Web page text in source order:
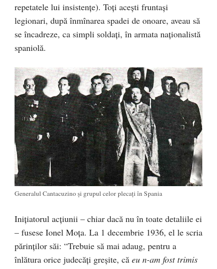
repetatele lui insistenţe). Toţi aceşti fruntaşi
legionari, după înmînarea spadei de onoare, aveau să
se încadreze, ca simpli soldaţi, în armata naţionalistă
spaniolă.
Generalul Cantacuzino şi grupul celor plecaţi în Spania
Iniţiatorul acţiunii – chiar dacă nu în toate detaliile ei
– fusese Ionel Moţa. La 1 decembrie 1936, el le scria
părinţilor săi: “Trebuie să mai adaug, pentru a
înlătura orice judecăţi greşite, că eu n-am fost trimis